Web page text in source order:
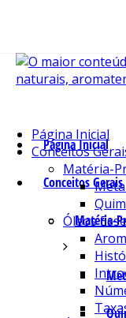
Página Inicial
Conceitos Gerais
Matéria-
Página Inicial
Conceitos
Matéria-
Óleos